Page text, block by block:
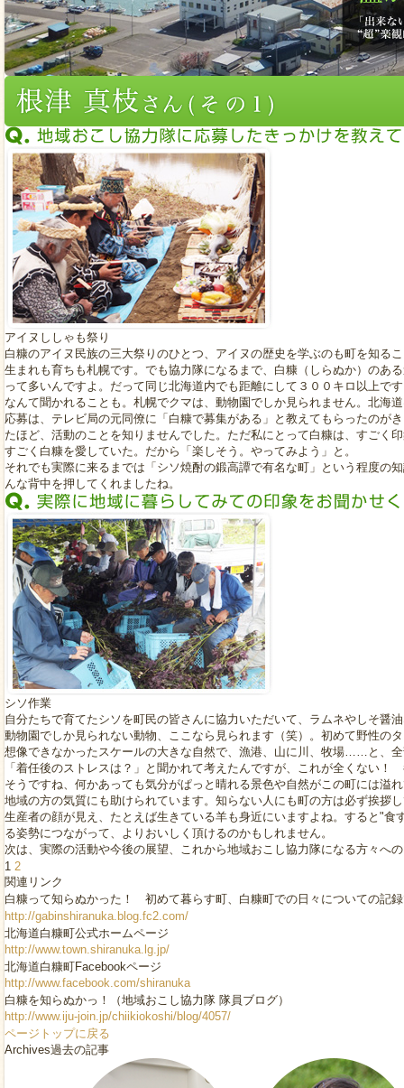
アイヌししゃも祭り
白糠のアイヌ民族の三大祭りのひとつ、アイヌの歴史を学ぶのも町を知る
生まれも育ちも札幌です。でも協力隊になるまで、白糠（しらぬか）のあ
って多いんですよ。だって同じ北海道内でも距離にして３００キロ以上で
なんて聞かれることも。札幌でクマは、動物園でしか見られません。北海
応募は、テレビ局の元同僚に「白糠で募集がある」と教えてもらったの
たほど、活動のことを知りませんでした。ただ私にとって白糠は、すごく
すごく白糠を愛していた。だから「楽しそう。やってみよう」と。
それでも実際に来るまでは「シソ焼酎の鍛高譚で有名な町」という程度の
んな背中を押してくれましたね。
シソ作業
自分たちで育てたシソを町民の皆さんに協力いただいて、ラムネやしそ醤
動物園でしか見られない動物、ここなら見られます（笑）。初めて野性の
想像できなかったスケールの大きな自然で、漁港、山に川、牧場……と、
「着任後のストレスは？」と聞かれて考えたんですが、これが全くない
そうですね、何かあっても気分がぱっと晴れる景色や自然がこの町には溢
地域の方の気質にも助けられています。知らない人にも町の方は必ず挨拶
生産者の顔が見え、たとえば生きている羊も身近にいますよね。すると"
る姿勢につながって、よりおいしく頂けるのかもしれません。
次は、実際の活動や今後の展望、これから地域おこし協力隊になる方々へ
1 2
関連リンク
白糠って知らぬかった！ 初めて暮らす町、白糠町での日々についての記
http://gabinshiranuka.blog.fc2.com/
北海道白糠町公式ホームページ
http://www.town.shiranuka.lg.jp/
北海道白糠町Facebookページ
http://www.facebook.com/shiranuka
白糠を知らぬかっ！（地域おこし協力隊 隊員ブログ）
http://www.iju-join.jp/chiikiokoshi/blog/4057/
ページトップに戻る
Archives過去の記事